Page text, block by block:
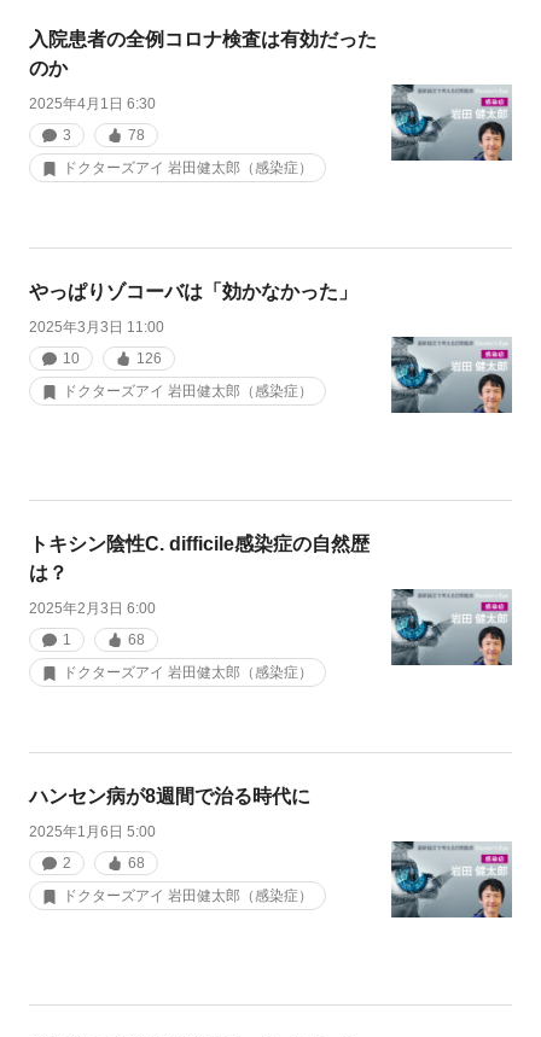
入院患者の全例コロナ検査は有効だった
のか
2025年4月1日 6:30
3
78
ドクターズアイ 岩田健太郎（感染症）
やっぱりゾコーバは「効かなかった」
2025年3月3日 11:00
10
126
ドクターズアイ 岩田健太郎（感染症）
トキシン陰性C. difficile感染症の自然歴
は？
2025年2月3日 6:00
1
68
ドクターズアイ 岩田健太郎（感染症）
ハンセン病が8週間で治る時代に
2025年1月6日 5:00
2
68
ドクターズアイ 岩田健太郎（感染症）